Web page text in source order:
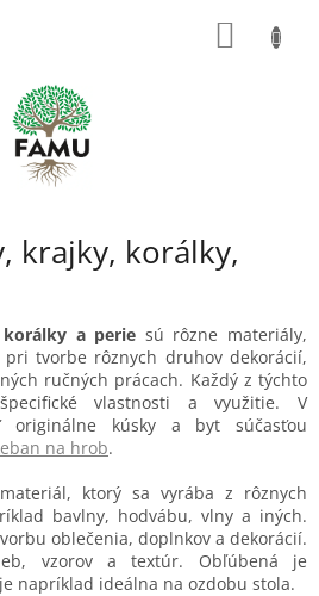
krajky, korálky,
a perie sú rôzne materiály,
tvorbe rôznych druhov dekorácií,
ručných prácach. Každý z týchto
vlastnosti a využitie. V
originálne kúsky a byt súčasťou
na hrob.
ktorý sa vyrába z rôznych
bavlny, hodvábu, vlny a iných.
oblečenia, doplnkov a dekorácií.
vzorov a textúr. Obľúbená je
napríklad ideálna na ozdobu stola.